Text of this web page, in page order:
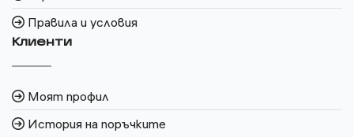
Правила и условия
Клиенти
Моят профил
История на поръчките